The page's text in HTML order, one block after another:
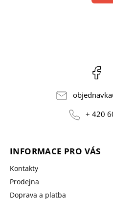
objednavka
+ 420
INFORMACE PRO VÁS
Kontakty
Prodejna
Doprava a platba